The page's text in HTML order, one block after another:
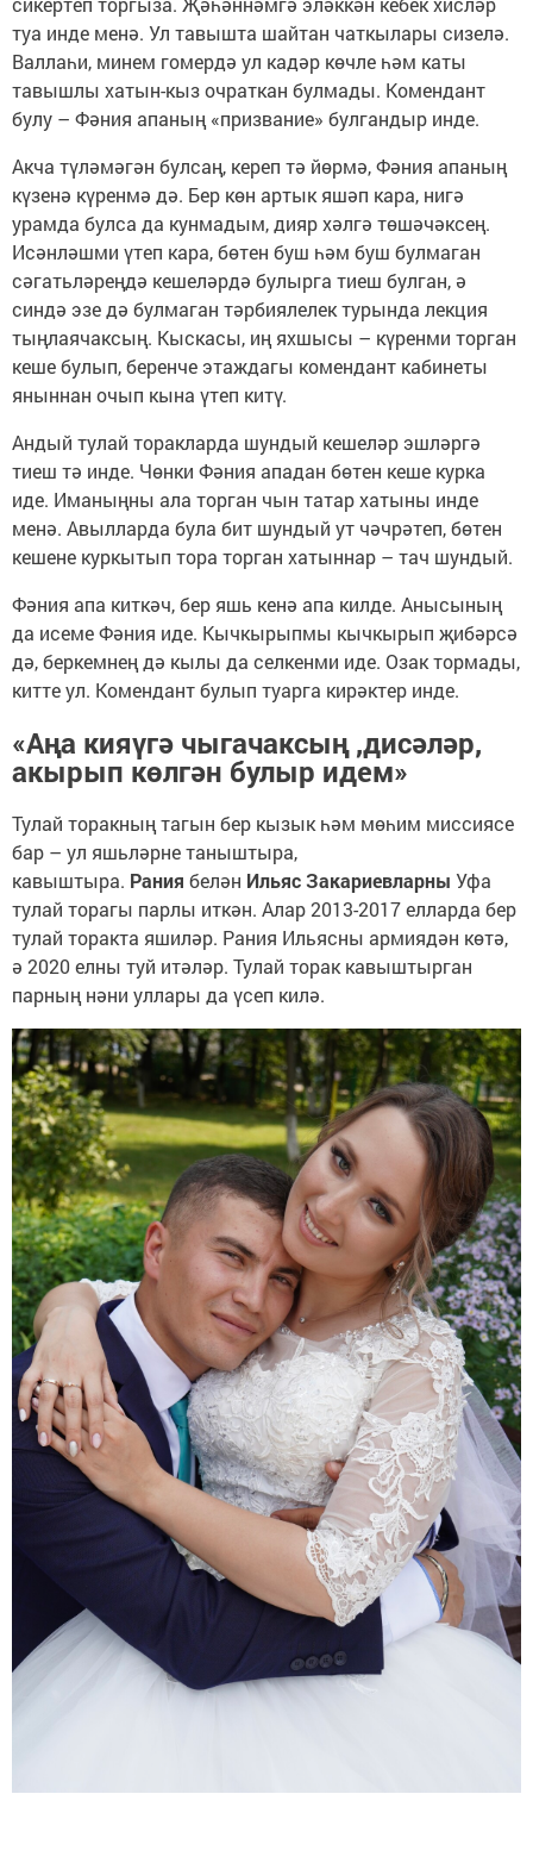
туа инде менә. Ул тавышта шайтан чаткылары сизелә.
Валлаһи, минем гомердә ул кадәр көчле һәм каты
тавышлы хатын-кыз очраткан булмады. Комендант
булу – Фәния апаның «призвание» булгандыр инде.
Акча түләмәгән булсаң, кереп тә йөрмә, Фәния апаның
күзенә күренмә дә. Бер көн артык яшәп кара, нигә
урамда булса да кунмадым, дияр хәлгә төшәчәксең.
Исәнләшми үтеп кара, бөтен буш һәм буш булмаган
сәгатьләреңдә кешеләрдә булырга тиеш булган, ә
синдә эзе дә булмаган тәрбиялелек турында лекция
тыңлаячаксың. Кыскасы, иң яхшысы – күренми торган
кеше булып, беренче этаждагы комендант кабинеты
яныннан очып кына үтеп китү.
Андый тулай торакларда шундый кешеләр эшләргә
тиеш тә инде. Чөнки Фәния ападан бөтен кеше курка
иде. Иманыңны ала торган чын татар хатыны инде
менә. Авылларда була бит шундый ут чәчрәтеп, бөтен
кешене куркытып тора торган хатыннар – тач шундый.
Фәния апа киткәч, бер яшь кенә апа килде. Анысының
да исеме Фәния иде. Кычкырыпмы кычкырып җибәрсә
дә, беркемнең дә кылы да селкенми иде. Озак тормады,
китте ул. Комендант булып туарга кирәктер инде.
«Аңа кияүгә чыгачаксың ,дисәләр,
акырып көлгән булыр идем»
Тулай торакның тагын бер кызык һәм мөһим миссиясе
бар – ул яшьләрне таныштыра,
кавыштыра. Рания белән Ильяс Закариевларны Уфа
тулай торагы парлы иткән. Алар 2013-2017 елларда бер
тулай торакта яшиләр. Рания Ильясны армиядән көтә,
ә 2020 елны туй итәләр. Тулай торак кавыштырган
парның нәни уллары да үсеп килә.